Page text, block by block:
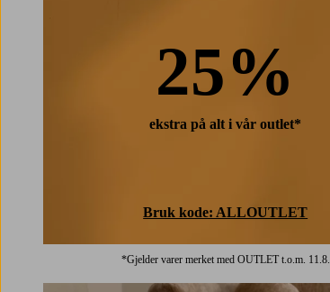
25%
ekstra på alt i vår outlet*
Bruk kode: ALLOUTLET
*Gjelder varer merket med OUTLET t.o.m. 11.8.